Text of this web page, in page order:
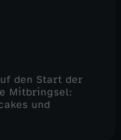
den Start der
Mitbringsel:
und